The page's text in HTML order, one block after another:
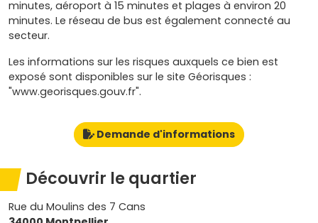
minutes, aéroport à 15 minutes et plages à environ 20
minutes. Le réseau de bus est également connecté au
secteur.
Les informations sur les risques auxquels ce bien est
exposé sont disponibles sur le site Géorisques :
"www.georisques.gouv.fr".
Demande d'informations
Découvrir le quartier
Rue du Moulins des 7 Cans